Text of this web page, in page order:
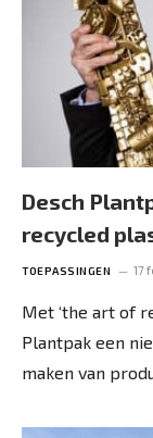
Desch
recycled
TOEPASSINGEN 17
Met ‘the art of
Plantpak een
maken van